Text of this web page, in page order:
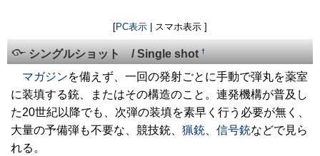
[PC表示 | スマホ表示 ]
シングルショット / Single shot†
マガジンを備えず、一回の発射ごとに手動で弾丸を薬室
に装填する銃、またはその構造のこと。連発機構が普及し
た20世紀以降でも、次弾の装填を素早く行う必要が無く、
大量の予備弾も不要な、競技銃、 猟銃 信号銃などで見ら
れる。